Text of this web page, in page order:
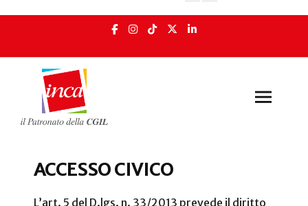
ACCESSO CIVICO
L’art. 5 del D.lgs. n. 33/2013 prevede il diritto